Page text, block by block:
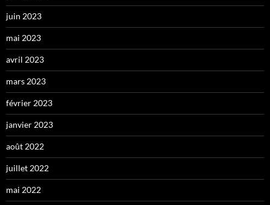
juin 2023
mai 2023
avril 2023
mars 2023
février 2023
janvier 2023
août 2022
juillet 2022
mai 2022